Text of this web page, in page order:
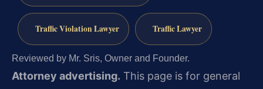
Traffic Violation Lawyer Traffic Lawyer
Reviewed by Mr. Sris, Owner and Founder.
Attorney advertising. This page is for general